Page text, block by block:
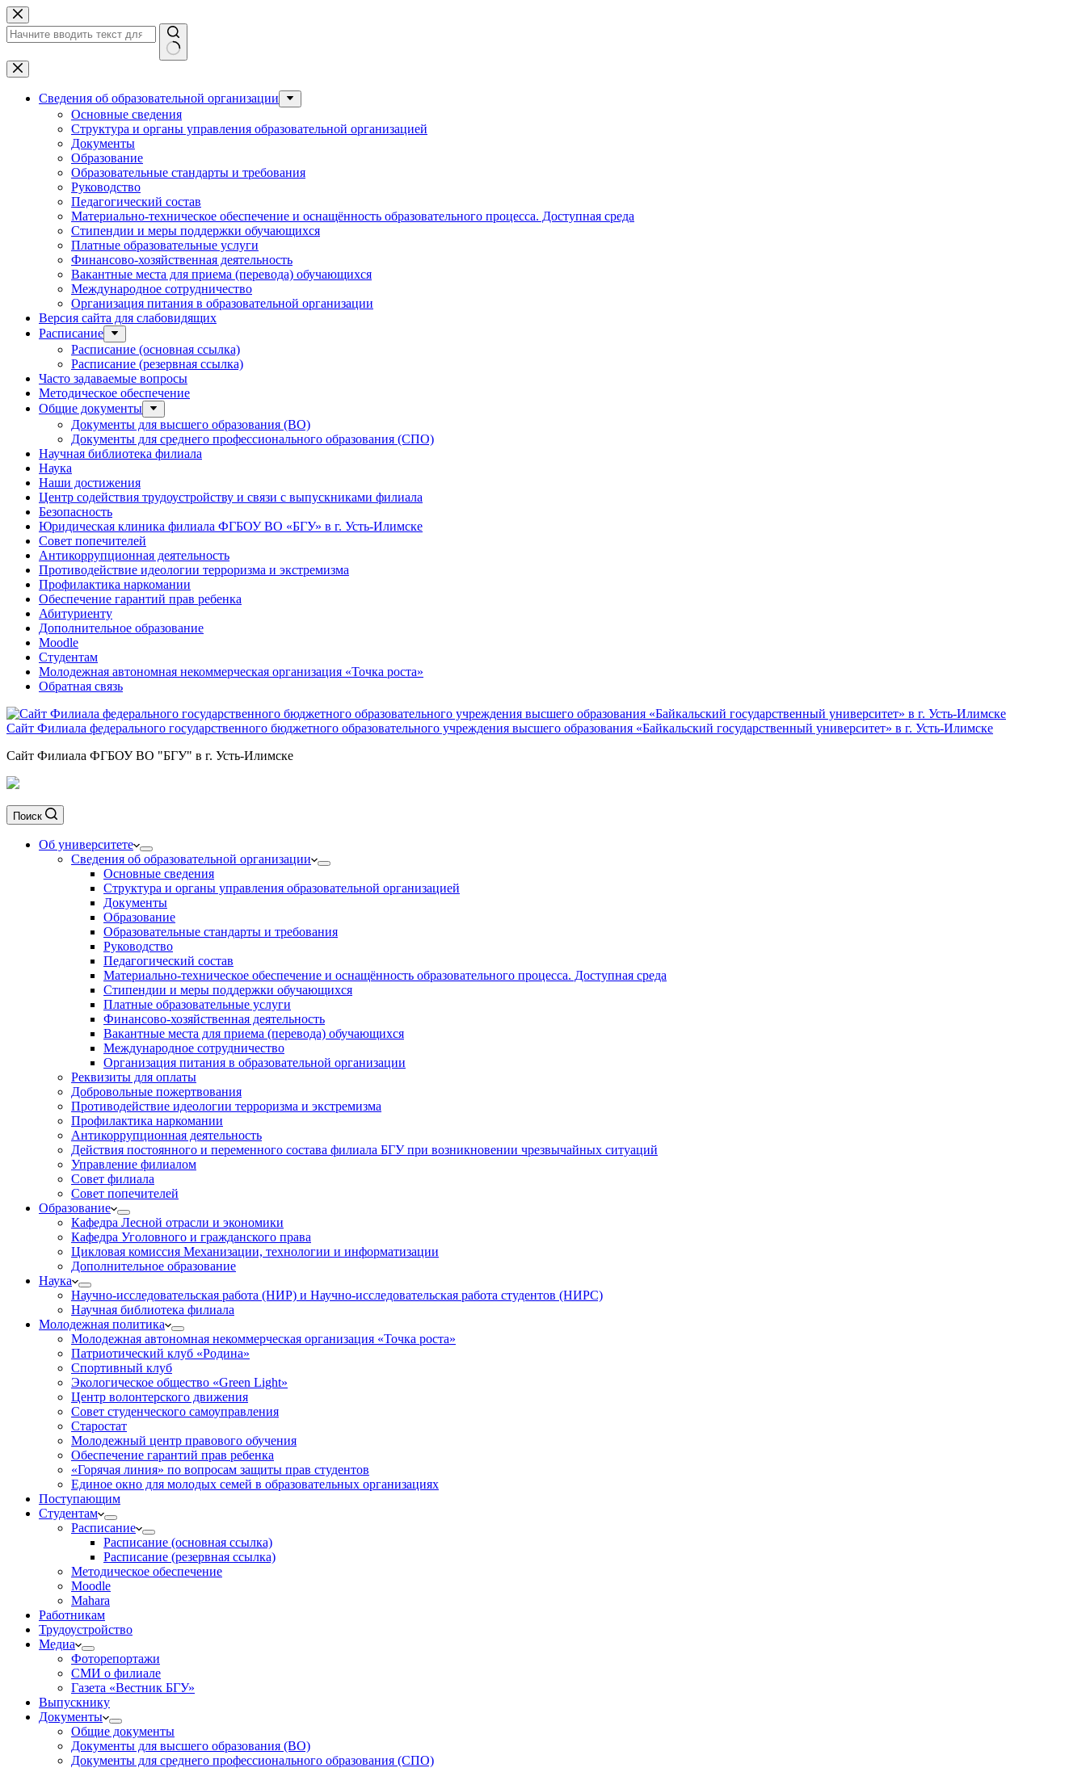
Перейти
к
сути
Ничего
не
найденоСведения об образовательной организации
Основные сведения
Структура и органы управления образовательной организацией
Документы
Образование
Образовательные стандарты и требования
Руководство
Педагогический состав
Материально-техническое обеспечение и оснащённость образовательного процесса. Доступная среда
Стипендии и меры поддержки обучающихся
Платные образовательные услуги
Финансово-хозяйственная деятельность
Вакантные места для приема (перевода) обучающихся
Международное сотрудничество
Организация питания в образовательной организации
Версия сайта для слабовидящих
Расписание
Расписание (основная ссылка)
Расписание (резервная ссылка)
Часто задаваемые вопросы
Методическое обеспечение
Общие документы
Документы для высшего образования (ВО)
Документы для среднего профессионального образования (СПО)
Научная библиотека филиала
Наука
Наши достижения
Центр содействия трудоустройству и связи с выпускниками филиала
Безопасность
Юридическая клиника филиала ФГБОУ ВО «БГУ» в г. Усть-Илимске
Совет попечителей
Антикоррупционная деятельность
Противодействие идеологии терроризма и экстремизма
Профилактика наркомании
Обеспечение гарантий прав ребенка
Абитуриенту
Дополнительное образование
Moodle
Студентам
Молодежная автономная некоммерческая организация «Точка роста»
Обратная связь
Сайт Филиала федерального государственного бюджетного образовательного учреждения высшего образования «Байкальский государственный университет» в г. Усть-Илимске
Сайт Филиала ФГБОУ ВО "БГУ" в г. Усть-Илимске
Поиск
Об университете
Сведения об образовательной организации
Основные сведения
Структура и органы управления образовательной организацией
Документы
Образование
Образовательные стандарты и требования
Руководство
Педагогический состав
Материально-техническое обеспечение и оснащённость образовательного процесса. Доступная среда
Стипендии и меры поддержки обучающихся
Платные образовательные услуги
Финансово-хозяйственная деятельность
Вакантные места для приема (перевода) обучающихся
Международное сотрудничество
Организация питания в образовательной организации
Реквизиты для оплаты
Добровольные пожертвования
Противодействие идеологии терроризма и экстремизма
Профилактика наркомании
Антикоррупционная деятельность
Действия постоянного и переменного состава филиала БГУ при возникновении чрезвычайных ситуаций
Управление филиалом
Совет филиала
Совет попечителей
Образование
Кафедра Лесной отрасли и экономики
Кафедра Уголовного и гражданского права
Цикловая комиссия Механизации, технологии и информатизации
Дополнительное образование
Наука
Научно-исследовательская работа (НИР) и Научно-исследовательская работа студентов (НИРС)
Научная библиотека филиала
Молодежная политика
Молодежная автономная некоммерческая организация «Точка роста»
Патриотический клуб «Родина»
Спортивный клуб
Экологическое общество «Green Light»
Центр волонтерского движения
Совет студенческого самоуправления
Старостат
Молодежный центр правового обучения
Обеспечение гарантий прав ребенка
«Горячая линия» по вопросам защиты прав студентов
Единое окно для молодых семей в образовательных организациях
Поступающим
Студентам
Расписание
Расписание (основная ссылка)
Расписание (резервная ссылка)
Методическое обеспечение
Moodle
Mahara
Работникам
Трудоустройство
Медиа
Фоторепортажи
СМИ о филиале
Газета «Вестник БГУ»
Выпускнику
Документы
Общие документы
Документы для высшего образования (ВО)
Документы для среднего профессионального образования (СПО)